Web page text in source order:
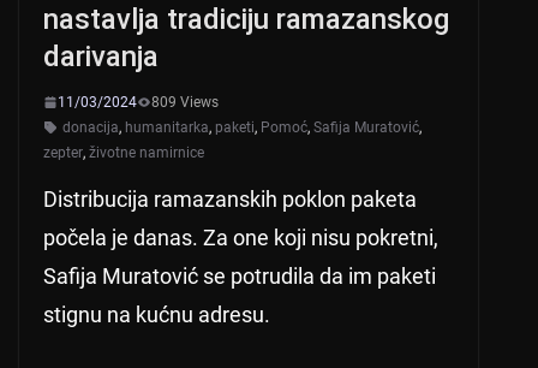
nastavlja tradiciju ramazanskog
darivanja
11/03/2024
809 Views
donacija, humanitarka, paketi, Pomoć, Safija Muratović,
zepter, životne namirnice
Distribucija ramazanskih poklon paketa
počela je danas. Za one koji nisu pokretni,
Safija Muratović se potrudila da im paketi
stignu na kućnu adresu.